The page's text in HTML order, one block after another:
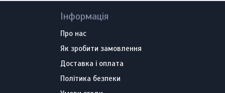
Інформація
Про нас
Як зробити замовлення
Доставка і оплата
Політика безпеки